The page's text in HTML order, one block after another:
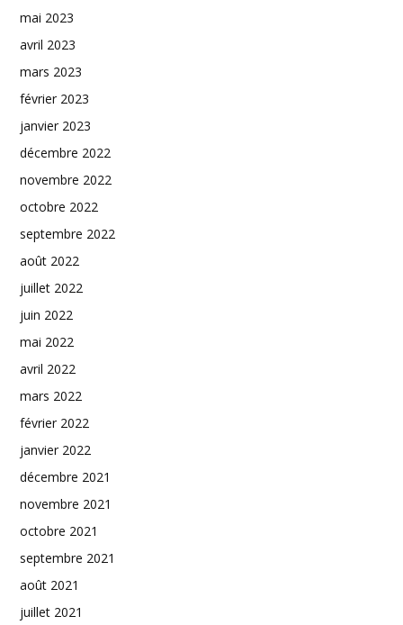
mai 2023
avril 2023
mars 2023
février 2023
janvier 2023
décembre 2022
novembre 2022
octobre 2022
septembre 2022
août 2022
juillet 2022
juin 2022
mai 2022
avril 2022
mars 2022
février 2022
janvier 2022
décembre 2021
novembre 2021
octobre 2021
septembre 2021
août 2021
juillet 2021